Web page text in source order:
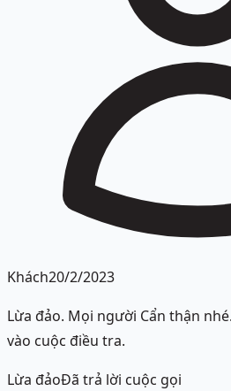
Khách20/2/2023
Lừa đảo. Mọi người Cẩn thận
vào cuộc điều tra.
Lừa đảoĐã trả lời cuộc gọi